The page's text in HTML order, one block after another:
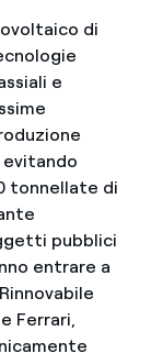
di
e
evitando
tonnellate di
pubblici
entrare a
Ferrari,